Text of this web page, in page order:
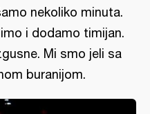
nekoliko minuta.
i dodamo timijan.
Mi smo jeli sa
buranijom.